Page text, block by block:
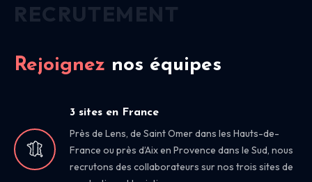
Rejoignez nos équipes
3 sites en France
Près de Lens, de Saint Omer dans les Hauts-de-
France ou près d’Aix en Provence dans le Sud, nous
recrutons des collaborateurs sur nos trois sites de
RECRUTEMENT